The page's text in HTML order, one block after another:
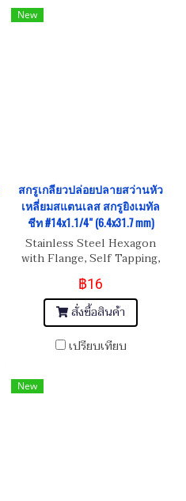
New
สกรูเกลียวปล่อยปลายสว่านหัว
เหลี่ยมสแตนเลส สกรูยิงเมทัล
ชีท #14x1.1/4" (6.4x31.7 mm)
Stainless Steel Hexagon
with Flange, Self Tapping,
Metal Sheet Screw
#14x1.1/4" ( 6.4x31.7 mm)
฿16
สั่งซื้อสินค้า
เปรียบเทียบ
New